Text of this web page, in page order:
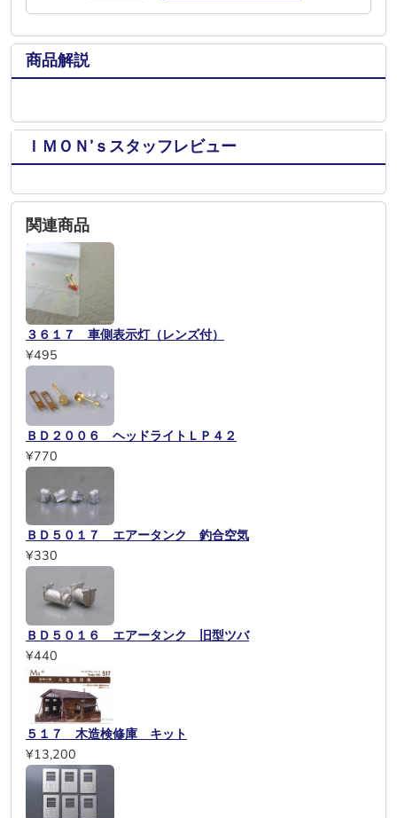
商品解説
ＩＭＯＮ’ｓスタッフレビュー
関連商品
３６１７ 車側表示灯（レンズ付）
¥495
ＢＤ２００６ ヘッドライトＬＰ４２
¥770
ＢＤ５０１７ エアータンク 釣合空気
¥330
ＢＤ５０１６ エアータンク 旧型ツバ
¥440
５１７ 木造検修庫 キット
¥13,200